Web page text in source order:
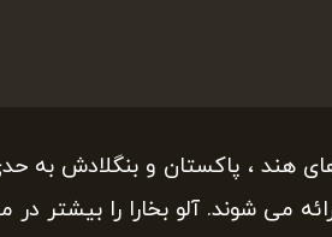
هند ، پاکستان و بنگلادش به
می شوند. آلو بخارا را بیشتر